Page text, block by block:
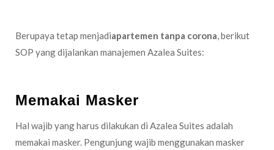
Berupaya tetap menjadiapartemen tanpa corona, berikut
SOP yang dijalankan manajemen Azalea Suites:
Memakai Masker
Hal wajib yang harus dilakukan di Azalea Suites adalah
memakai masker. Pengunjung wajib menggunakan masker